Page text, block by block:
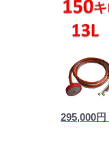
295,000円